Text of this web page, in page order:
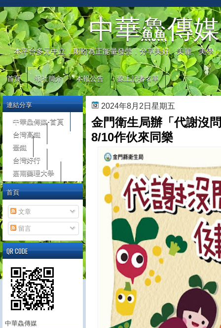
中華鱻傳媒
本平台多元中立，期盼為正能量發聲，分享美好、美麗、美學
首頁 報社簡介 本報公告 線上記者名單
2024年8月2日星期五
金門衛生局辦「代謝沒
8/10作伙來同樂
連結分享
中華鱻傳媒-首頁
台灣高鐵
臺鐵
台灣好行
嘉南藥理大學
首頁
文章
留言
QR CODE
中華鱻傳媒